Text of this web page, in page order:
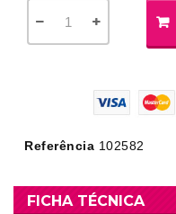
Referência 102582
FICHA TÉCNICA